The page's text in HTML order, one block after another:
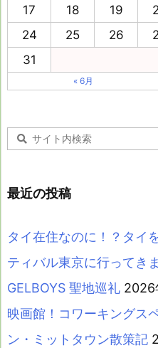
17
18 19
24
25 26
31
« 6月
最近の投稿
タイ在住なのに！？タイ
ティバル東京に行ってき
GELBOYS 聖地巡礼 2026
映画館！コワーキングス
ン・ミットタウン散策記